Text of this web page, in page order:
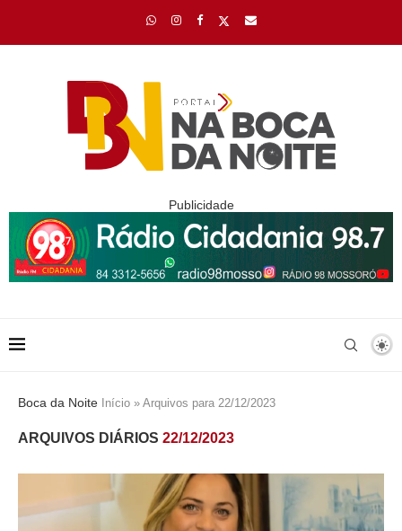
Publicidade
Boca da Noite Início » Arquivos para 22/12/2023
ARQUIVOS DIÁRIOS 22/12/2023